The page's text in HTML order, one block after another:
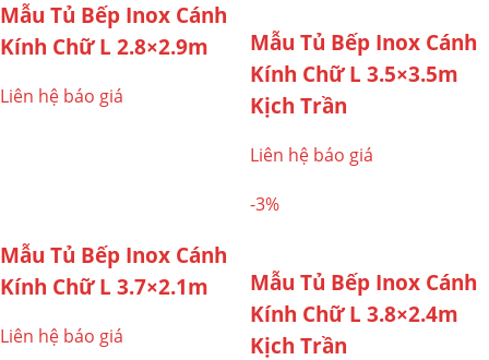
Mẫu Tủ Bếp Inox Cánh
Kính Chữ L 2.8×2.9m
Liên hệ báo giá
Mẫu Tủ Bếp Inox Cánh
Kính Chữ L 3.5×3.5m
Kịch Trần
Liên hệ báo giá
Mẫu Tủ Bếp Inox Cánh
Kính Chữ L 3.7×2.1m
Liên hệ báo giá
-3%
Mẫu Tủ Bếp Inox Cánh
Kính Chữ L 3.8×2.4m
Kịch Trần